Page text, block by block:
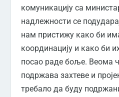
комуникацију са
надлежности се
нам пристижу како би
координацију и како би
посао раде боље. Веома
подржава захтеве и
требало да буду